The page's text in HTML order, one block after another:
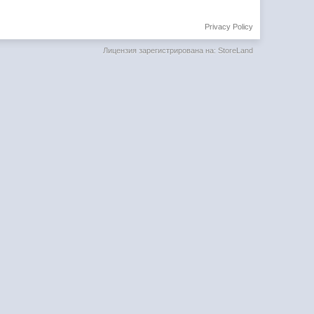
Privacy Policy
Лицензия зарегистрирована на: StoreLand